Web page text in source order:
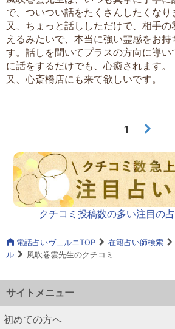
で、ついつい話をたくさんしたくなり
又、ちょっと話ししただけで、相手
えるみたいで、本当に強い霊感をお持
す。話しを聞いてプラスの方向に導い
に話をするだけでも、心癒されます。
又、心斎橋店にも来て欲しいです。
1
クチコミ投稿数の多い注目の
電話占いヴェルニTOP 在籍占い師検索
ル
風吹巻雲先生のクチコミ
サイトメニュー
初めての方へ